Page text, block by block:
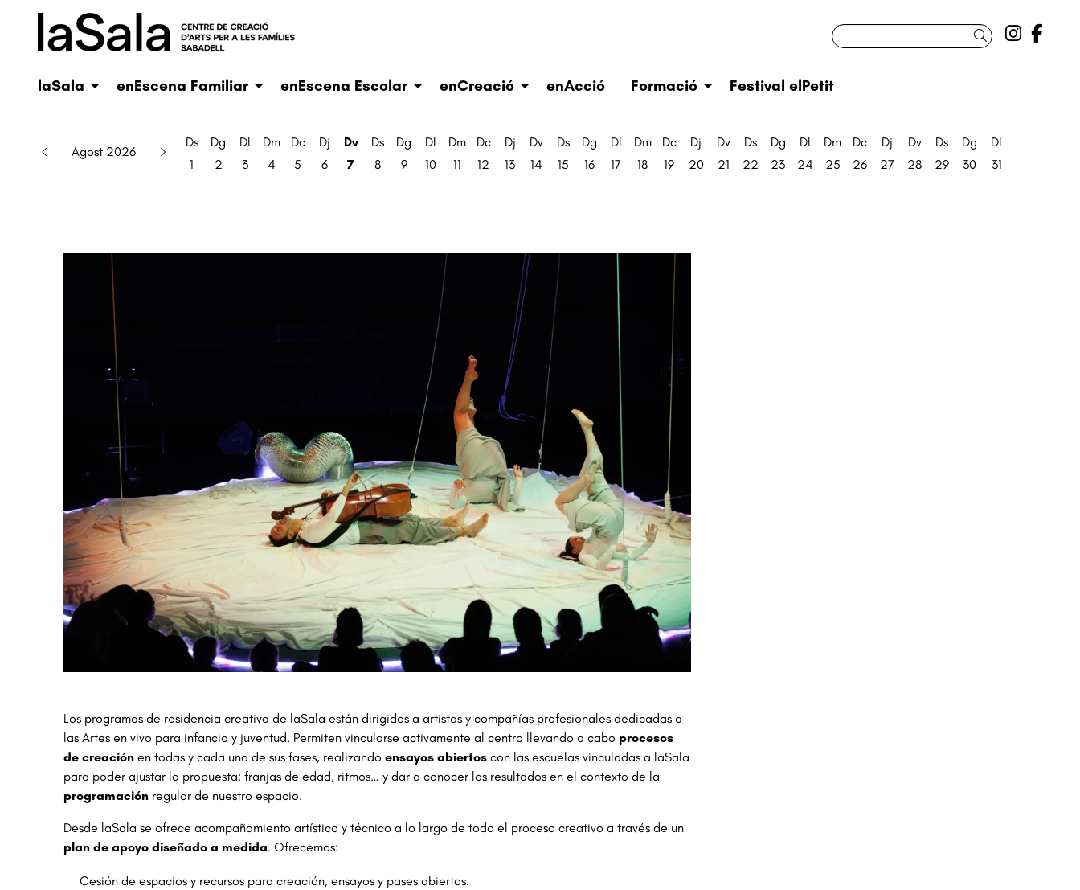
Link a
Link
Cercar
laSala enEscena Familiar enEscena Escolar enCreació enAcció Formació Festival elPetit
Agost 2026
Ds
1
Dg
2
Dl
3
Dm
4
Dc
5
Dj
6
Dv
7
Ds
8
Dg
9
Dl
10
Dm
11
Dc
12
Dj
13
Dv
14
Ds
15
Dg
16
Dl
17
Dm
18
Dc
19
Dj
20
Dv
21
Ds
22
Dg
23
Dl
24
Dm
25
Dc
26
Dj
27
Dv
28
Ds
29
Dg
30
Dl
31
Los programas de residencia creativa de laSala están dirigidos a artistas y compañías profesionales dedicadas a
las Artes en vivo para infancia y juventud. Permiten vincularse activamente al centro llevando a cabo procesos
de creación en todas y cada una de sus fases, realizandoensayos abiertos con las escuelas vinculadas a laSala
para poder ajustar la propuesta: franjas de edad, ritmos… y dar a conocer los resultados en el contexto de la
programación regular de nuestro espacio.
Desde laSala se ofrece acompañamiento artístico y técnico a lo largo de todo el proceso creativo a través de un
plan de apoyo diseñado a medida. Ofrecemos:
Cesión de espacios y recursos para creación, ensayos y pases abiertos.